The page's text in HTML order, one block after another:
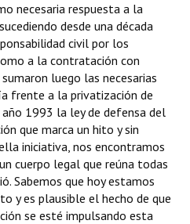
necesaria respuesta a la
desde una década
civil por los
a la contratación con
luego las necesarias
frente a la privatización de
1993 la ley de defensa del
que marca un hito y sin
iniciativa, nos encontramos
cuerpo legal que reúna todas
Sabemos que hoy estamos
y es plausible el hecho de que
se esté impulsando esta